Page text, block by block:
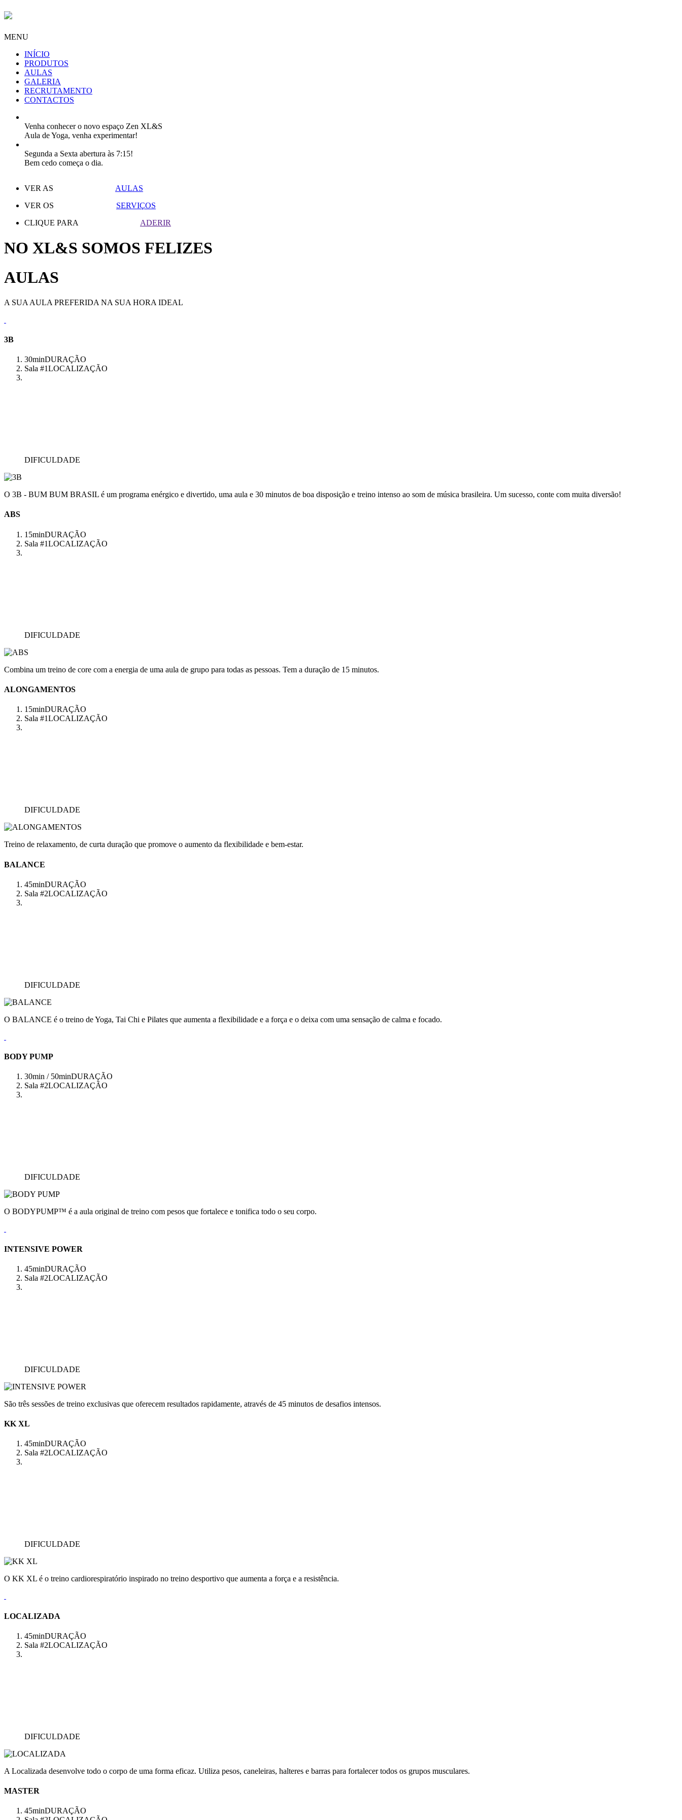
MENU
INÍCIO
PRODUTOS
AULAS
GALERIA
RECRUTAMENTO
CONTACTOS
Venha conhecer o novo espaço Zen XL&S
Aula de Yoga, venha experimentar!
Segunda a Sexta abertura às 7:15!
Bem cedo começa o dia.
VER AS
AULAS
VER OS
SERVIÇOS
CLIQUE PARA
ADERIR
NO XL&S SOMOS FELIZES
AULAS
A SUA AULA PREFERIDA NA SUA HORA IDEAL
3B
30minDURAÇÃO
Sala #1LOCALIZAÇÃO
DIFICULDADE
O 3B - BUM BUM BRASIL é um programa enérgico e divertido, uma aula e 30 minutos de boa disposição e treino intenso ao som de música brasileira. Um sucesso, conte com muita diversão!
ABS
15minDURAÇÃO
Sala #1LOCALIZAÇÃO
DIFICULDADE
Combina um treino de core com a energia de uma aula de grupo para todas as pessoas. Tem a duração de 15 minutos.
ALONGAMENTOS
15minDURAÇÃO
Sala #1LOCALIZAÇÃO
DIFICULDADE
Treino de relaxamento, de curta duração que promove o aumento da flexibilidade e bem-estar.
BALANCE
45minDURAÇÃO
Sala #2LOCALIZAÇÃO
DIFICULDADE
O BALANCE é o treino de Yoga, Tai Chi e Pilates que aumenta a flexibilidade e a força e o deixa com uma sensação de calma e focado.
BODY PUMP
30min / 50minDURAÇÃO
Sala #2LOCALIZAÇÃO
DIFICULDADE
O BODYPUMP™ é a aula original de treino com pesos que fortalece e tonifica todo o seu corpo.
INTENSIVE POWER
45minDURAÇÃO
Sala #2LOCALIZAÇÃO
DIFICULDADE
São três sessões de treino exclusivas que oferecem resultados rapidamente, através de 45 minutos de desafios intensos.
KK XL
45minDURAÇÃO
Sala #2LOCALIZAÇÃO
DIFICULDADE
O KK XL é o treino cardiorespiratório inspirado no treino desportivo que aumenta a força e a resistência.
LOCALIZADA
45minDURAÇÃO
Sala #2LOCALIZAÇÃO
DIFICULDADE
A Localizada desenvolve todo o corpo de uma forma eficaz. Utiliza pesos, caneleiras, halteres e barras para fortalecer todos os grupos musculares.
MASTER
45minDURAÇÃO